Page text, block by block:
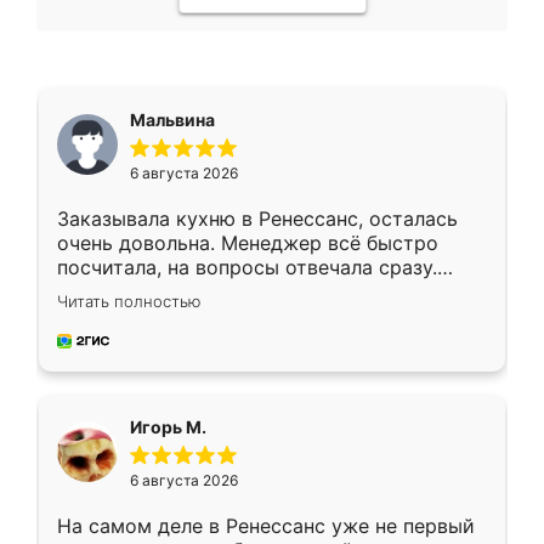
Мальвина
6 августа 2026
Заказывала кухню в Ренессанс, осталась
очень довольна. Менеджер всё быстро
посчитала, на вопросы отвечала сразу.
Замерщик приехал в субботу, подошёл к
делу со всей ответственностью. Собрали
за день, ребята работали аккуратно, даже
Читать полностью
Игорь М.
6 августа 2026
На самом деле в Ренессанс уже не первый